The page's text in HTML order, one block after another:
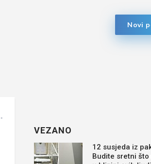
Novi
VEZANO
12 susjeda iz
Budite sretni što